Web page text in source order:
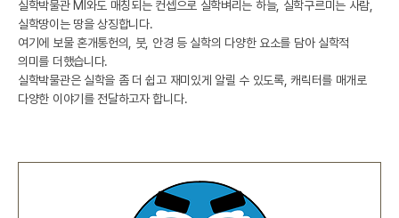
실학박물관 MI와도 매칭되는 컨셉으로 실학벼리는 하늘, 실학구르미는 사람,
실학땅이는 땅을 상징합니다.
여기에 보물 혼개통헌의, 붓, 안경 등 실학의 다양한 요소를 담아 실학적
의미를 더했습니다.
실학박물관은 실학을 좀 더 쉽고 재미있게 알릴 수 있도록, 캐릭터를 매개로
다양한 이야기를 전달하고자 합니다.